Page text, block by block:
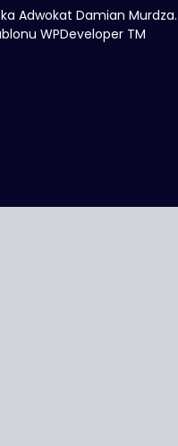
Adwokat Damian Murdza.
WPDeveloper TM